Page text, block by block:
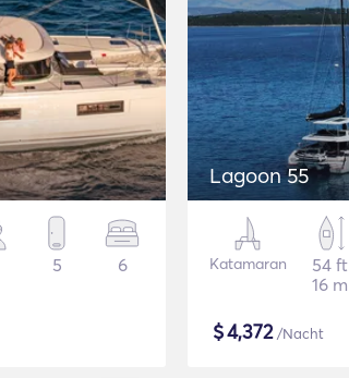
5 6
Lagoon 55
Katamaran
54 ft
16 m
$4,372/Nacht